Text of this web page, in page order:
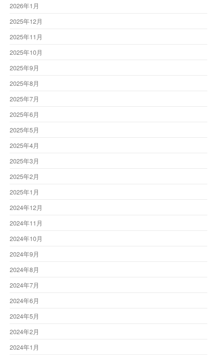
2026年1月
2025年12月
2025年11月
2025年10月
2025年9月
2025年8月
2025年7月
2025年6月
2025年5月
2025年4月
2025年3月
2025年2月
2025年1月
2024年12月
2024年11月
2024年10月
2024年9月
2024年8月
2024年7月
2024年6月
2024年5月
2024年2月
2024年1月